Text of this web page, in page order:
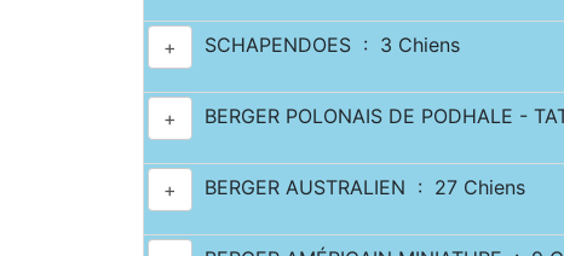
+ SCHAPENDOES : 3 Chiens
+ BERGER POLONAIS DE PODHALE -
+ BERGER AUSTRALIEN : 27 Chiens